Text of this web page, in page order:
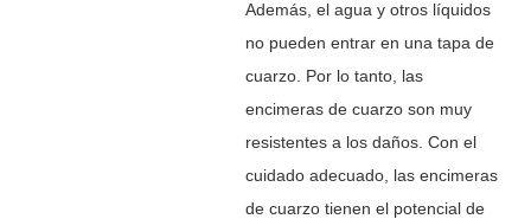
Además, el agua y otros líquidos
no pueden entrar en una tapa de
cuarzo. Por lo tanto, las
encimeras de cuarzo son muy
resistentes a los daños. Con el
cuidado adecuado, las encimeras
de cuarzo tienen el potencial de